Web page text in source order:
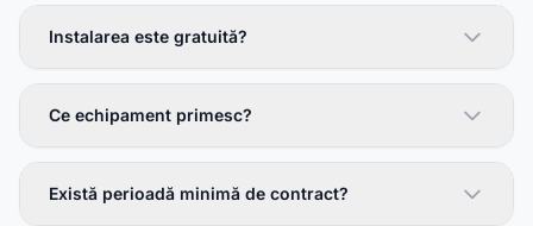
Instalarea este gratuită?
Ce echipament primesc?
Există perioadă minimă de contract?